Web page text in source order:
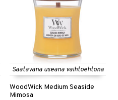
Saatavana useana vaihtoehtona
WoodWick Medium Seaside
Mimosa